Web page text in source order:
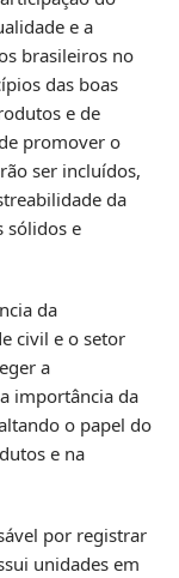
e a
brasileiros no
das boas
e de
promover o
ser incluídos,
da
sólidos e
da
civil e o setor
a
importância da
o papel do
e na
por registrar
unidades em